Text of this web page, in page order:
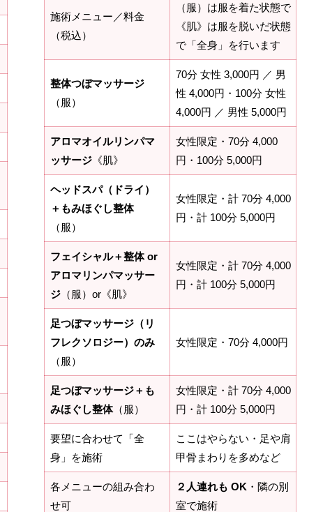
施術メニュー／料金
（税込）
（服）は服を着た状態で
《肌》は服を脱いだ状態
で「全身」を行います
整体つぼマッサージ
（服）
70分 女性 3,000円 ／ 男
性 4,000円・100分 女性
4,000円 ／ 男性 5,000円
アロマオイルリンパマ
ッサージ《肌》
女性限定・70分 4,000
円・100分 5,000円
ヘッドスパ（ドライ）
＋もみほぐし整体
（服）
女性限定・計 70分 4,000
円・計 100分 5,000円
フェイシャル＋整体 or
アロマリンパマッサー
ジ（服）or《肌》
女性限定・計 70分 4,000
円・計 100分 5,000円
足つぼマッサージ（リ
フレクソロジー）のみ
（服）
女性限定・70分 4,000円
足つぼマッサージ＋も
みほぐし整体（服）
女性限定・計 70分 4,000
円・計 100分 5,000円
要望に合わせて「全
身」を施術
ここはやらない・足や肩
甲骨まわりを多めなど
各メニューの組み合わ
せ可
２人連れも OK ・隣の別
室で施術